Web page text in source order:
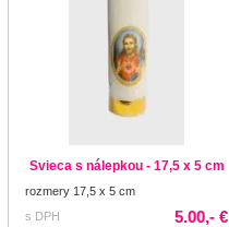
Svieca s nálepkou - 17,5 x 5 cm
rozmery 17,5 x 5 cm
s DPH
5.00,- €